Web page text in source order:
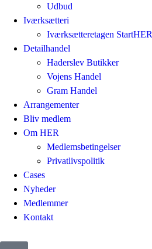
Udbud
Iværksætteri
Iværksætteretagen StartHER
Detailhandel
Haderslev Butikker
Vojens Handel
Gram Handel
Arrangementer
Bliv medlem
Om HER
Medlemsbetingelser
Privatlivspolitik
Cases
Nyheder
Medlemmer
Kontakt